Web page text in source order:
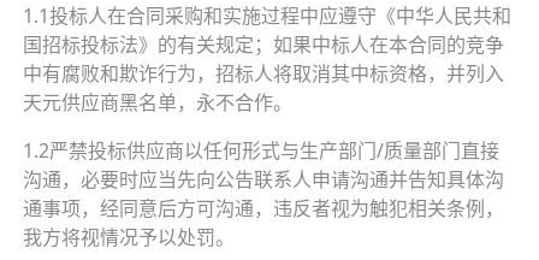
1.1投标人在合同采购和实施过程中应遵守《中华人民共和
国招标投标法》的有关规定；如果中标人在本合同的竞争
中有腐败和欺诈行为，招标人将取消其中标资格，并列入
天元供应商黑名单，永不合作。
1.2严禁投标供应商以任何形式与生产部门/质量部门直接
沟通，必要时应当先向公告联系人申请沟通并告知具体沟
通事项，经同意后方可沟通，违反者视为触犯相关条例，
我方将视情况予以处罚。